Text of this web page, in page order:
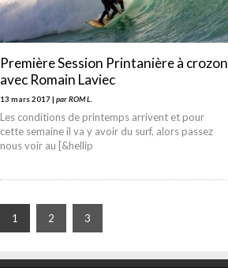
Première Session Printanière à crozon
avec Romain Laviec
13 mars 2017 | par ROM L.
Les conditions de printemps arrivent et pour
cette semaine il va y avoir du surf, alors passez
nous voir au [&hellip
1 2 3